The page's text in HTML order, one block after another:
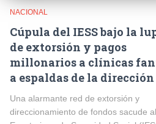
NACIONAL
Cúpula del IESS bajo la
de extorsión y pagos
millonarios a clínicas
a espaldas de la dirección
​Una alarmante red de extorsión y
direccionamiento de fondos sacude